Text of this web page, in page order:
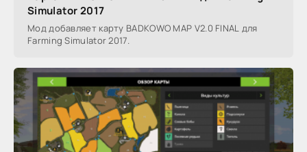
Simulator 2017
Мод добавляет карту BADKOWO MAP V2.0 FINAL для
Farming Simulator 2017.